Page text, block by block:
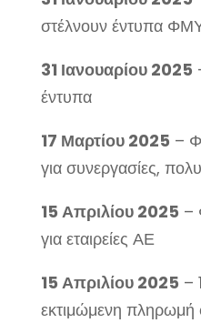
στέλνουν έντυπα
31 Ιανουαρίου 2025
έντυπα
17 Μαρτίου 2025 –
για συνεργασίες,
15 Απριλίου 2025 –
για εταιρείες ΑΕ
15 Απριλίου 2025 –
εκτιμώμενη